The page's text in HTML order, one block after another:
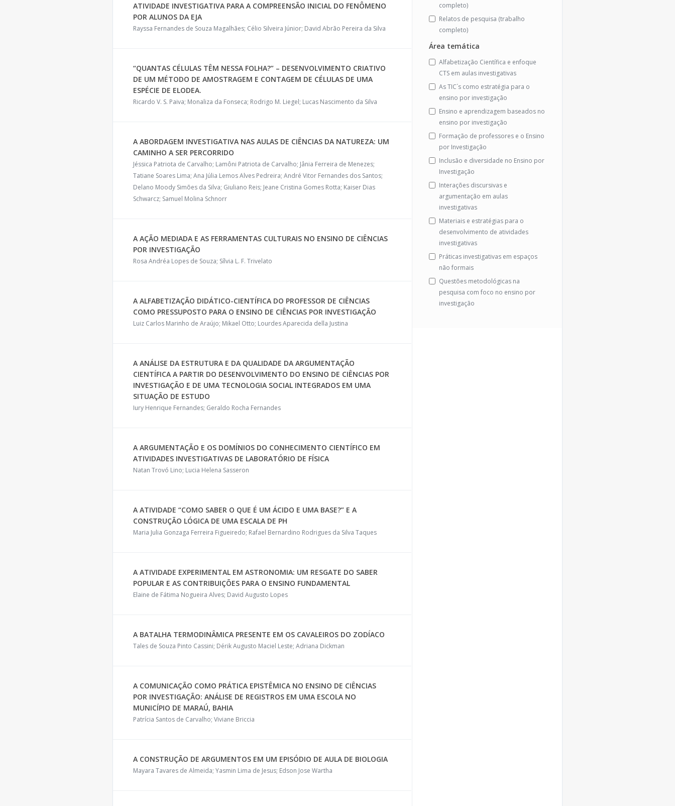
ATIVIDADE INVESTIGATIVA PARA A COMPREENSÃO INICIAL DO FENÔMENO
POR ALUNOS DA EJA
Rayssa Fernandes de Souza Magalhães; Célio Silveira Júnior; David Abrão Pereira da Silva
“QUANTAS CÉLULAS TÊM NESSA FOLHA?” – DESENVOLVIMENTO CRIATIVO
DE UM MÉTODO DE AMOSTRAGEM E CONTAGEM DE CÉLULAS DE UMA
ESPÉCIE DE ELODEA.
Ricardo V. S. Paiva; Monaliza da Fonseca; Rodrigo M. Liegel; Lucas Nascimento da Silva
A ABORDAGEM INVESTIGATIVA NAS AULAS DE CIÊNCIAS DA NATUREZA: UM
CAMINHO A SER PERCORRIDO
Jéssica Patriota de Carvalho; Lamôni Patriota de Carvalho; Jânia Ferreira de Menezes;
Tatiane Soares Lima; Ana Júlia Lemos Alves Pedreira; André Vitor Fernandes dos Santos;
Delano Moody Simões da Silva; Giuliano Reis; Jeane Cristina Gomes Rotta; Kaiser Dias
Schwarcz; Samuel Molina Schnorr
A AÇÃO MEDIADA E AS FERRAMENTAS CULTURAIS NO ENSINO DE CIÊNCIAS
POR INVESTIGAÇÃO
Rosa Andréa Lopes de Souza; Sílvia L. F. Trivelato
A ALFABETIZAÇÃO DIDÁTICO-CIENTÍFICA DO PROFESSOR DE CIÊNCIAS
COMO PRESSUPOSTO PARA O ENSINO DE CIÊNCIAS POR INVESTIGAÇÃO
Luiz Carlos Marinho de Araújo; Mikael Otto; Lourdes Aparecida della Justina
A ANÁLISE DA ESTRUTURA E DA QUALIDADE DA ARGUMENTAÇÃO
CIENTÍFICA A PARTIR DO DESENVOLVIMENTO DO ENSINO DE CIÊNCIAS POR
INVESTIGAÇÃO E DE UMA TECNOLOGIA SOCIAL INTEGRADOS EM UMA
SITUAÇÃO DE ESTUDO
Iury Henrique Fernandes; Geraldo Rocha Fernandes
A ARGUMENTAÇÃO E OS DOMÍNIOS DO CONHECIMENTO CIENTÍFICO EM
ATIVIDADES INVESTIGATIVAS DE LABORATÓRIO DE FÍSICA
Natan Trovó Lino; Lucia Helena Sasseron
A ATIVIDADE “COMO SABER O QUE É UM ÁCIDO E UMA BASE?” E A
CONSTRUÇÃO LÓGICA DE UMA ESCALA DE PH
Maria Julia Gonzaga Ferreira Figueiredo; Rafael Bernardino Rodrigues da Silva Taques
A ATIVIDADE EXPERIMENTAL EM ASTRONOMIA: UM RESGATE DO SABER
POPULAR E AS CONTRIBUIÇÕES PARA O ENSINO FUNDAMENTAL
Elaine de Fátima Nogueira Alves; David Augusto Lopes
A BATALHA TERMODINÂMICA PRESENTE EM OS CAVALEIROS DO ZODÍACO
Tales de Souza Pinto Cassini; Dérik Augusto Maciel Leste; Adriana Dickman
A COMUNICAÇÃO COMO PRÁTICA EPISTÊMICA NO ENSINO DE CIÊNCIAS
POR INVESTIGAÇÃO: ANÁLISE DE REGISTROS EM UMA ESCOLA NO
MUNICÍPIO DE MARAÚ, BAHIA
Patrícia Santos de Carvalho; Viviane Briccia
A CONSTRUÇÃO DE ARGUMENTOS EM UM EPISÓDIO DE AULA DE BIOLOGIA
Mayara Tavares de Almeida; Yasmin Lima de Jesus; Edson Jose Wartha
completo)
Relatos de pesquisa (trabalho
completo)
Área temática
Alfabetização Científica e enfoque
CTS em aulas investigativas
As TIC´s como estratégia para o
ensino por investigação
Ensino e aprendizagem baseados no
ensino por investigação
Formação de professores e o Ensino
por Investigação
Inclusão e diversidade no Ensino por
Investigação
Interações discursivas e
argumentação em aulas
investigativas
Materiais e estratégias para o
desenvolvimento de atividades
investigativas
Práticas investigativas em espaços
não formais
Questões metodológicas na
pesquisa com foco no ensino por
investigação